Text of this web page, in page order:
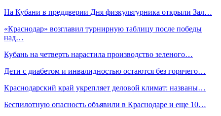
На Кубани в преддверии Дня физкультурника открыли Зал…
«Краснодар» возглавил турнирную таблицу после победы
над…
Кубань на четверть нарастила производство зеленого…
Дети с диабетом и инвалидностью остаются без горячего…
Краснодарский край укрепляет деловой климат: названы…
Беспилотную опасность объявили в Краснодаре и еще 10…